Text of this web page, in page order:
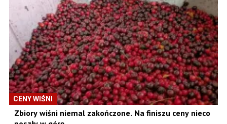
CENY WIŚNI
Zbiory wiśni niemal zakończone. Na finiszu ceny nieco